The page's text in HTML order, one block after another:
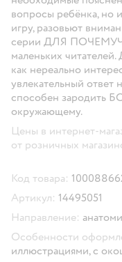
вопросы ребёнка, но
игру, разовьют
серии ДЛЯ
маленьких
как нереально
увлекательный
способен
окружающему.
Цены в интернет-
от розничных
Код товара:
Артикул: 14495051
Направление:
Особенности
иллюстрациями, с